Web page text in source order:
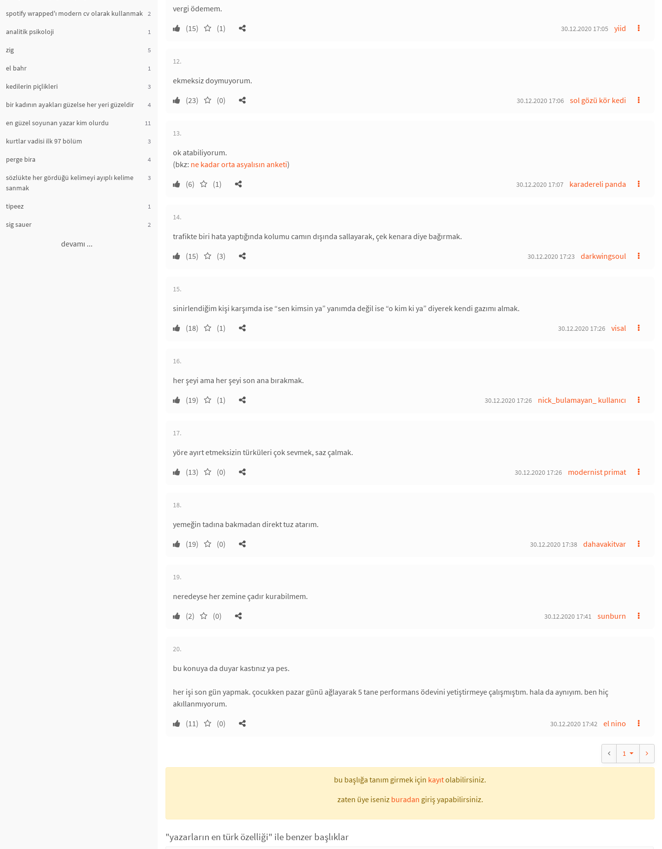
spotify wrapped'ı modern cv olarak kullanmak 2
analitik psikoloji 1
zig 5
el bahr 1
kedilerin piçlikleri 3
bir kadının ayakları güzelse her yeri güzeldir 4
en güzel soyunan yazar kim olurdu 11
kurtlar vadisi ilk 97 bölüm 3
perge bira 4
sözlükte her gördüğü kelimeyi ayıplı kelime
sanmak
3
tipeez 1
sig sauer 2
devamı ...
vergi ödemem.
(15)
(1) yiid
30.12.2020 17:05
12.
ekmeksiz doymuyorum.
(23)
(0) sol gözü kör kedi
30.12.2020 17:06
13.
ok atabiliyorum.
(bkz: ne kadar orta asyalısın anketi)
(6)
(1) karadereli panda
30.12.2020 17:07
14.
trafikte biri hata yaptığında kolumu camın dışında sallayarak, çek kenara diye bağırmak.
(15)
(3) darkwingsoul
30.12.2020 17:23
15.
sinirlendiğim kişi karşımda ise “sen kimsin ya” yanımda değil ise “o kim ki ya” diyerek kendi gazımı almak.
(18)
(1) visal
30.12.2020 17:26
16.
her şeyi ama her şeyi son ana bırakmak.
(19)
(1) nick_bulamayan_ kullanıcı
30.12.2020 17:26
17.
yöre ayırt etmeksizin türküleri çok sevmek, saz çalmak.
(13)
(0) modernist primat
30.12.2020 17:26
18.
yemeğin tadına bakmadan direkt tuz atarım.
(19)
(0) dahavakitvar
30.12.2020 17:38
19.
neredeyse her zemine çadır kurabilmem.
(2)
(0) sunburn
30.12.2020 17:41
20.
bu konuya da duyar kastınız ya pes.
her işi son gün yapmak. çocukken pazar günü ağlayarak 5 tane performans ödevini yetiştirmeye çalışmıştım. hala da aynıyım. ben hiç
akıllanmıyorum.
(11)
(0) el nino
30.12.2020 17:42
1
bu başlığa tanım girmek için kayıtolabilirsiniz.
zaten üye iseniz buradan giriş yapabilirsiniz.
"yazarların en türk özelliği" ile benzer başlıklar